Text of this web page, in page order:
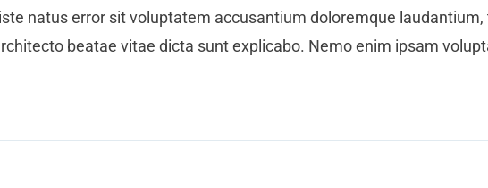
natus error sit voluptatem accusantium doloremque
beatae vitae dicta sunt explicabo. Nemo enim ipsam